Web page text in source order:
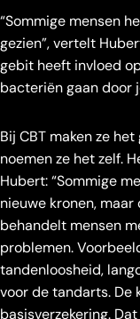
“Sommige mensen
gezien”, vertelt
gebit heeft invloed
bacteriën gaan door
Bij CBT maken ze
noemen ze het zelf.
Hubert: “Sommige
nieuwe kronen, maar
behandelt mensen
problemen.
tandenloosheid,
voor de tandarts. De
basisverzekering.